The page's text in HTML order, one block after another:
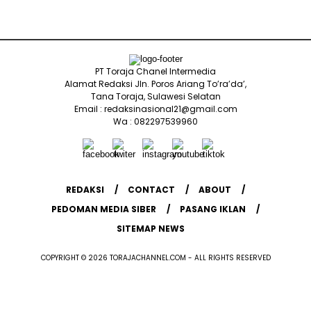
PT Toraja Chanel Intermedia
Alamat Redaksi Jln. Poros Ariang To’ra’da’,
Tana Toraja, Sulawesi Selatan
Email : redaksinasional21@gmail.com
Wa : 082297539960
REDAKSI CONTACT
ABOUT
PEDOMAN MEDIA SIBER
PASANG IKLAN
SITEMAP NEWS
COPYRIGHT © 2026 TORAJACHANNEL.COM - ALL RIGHTS RESERVED